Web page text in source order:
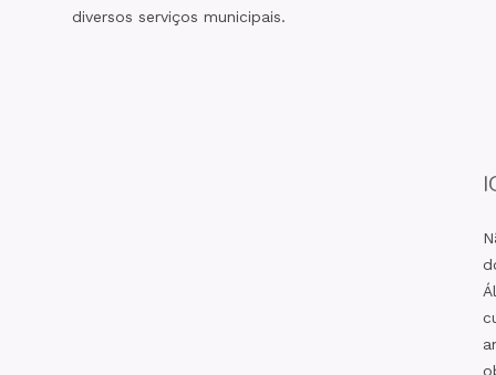
diversos serviços municipais.